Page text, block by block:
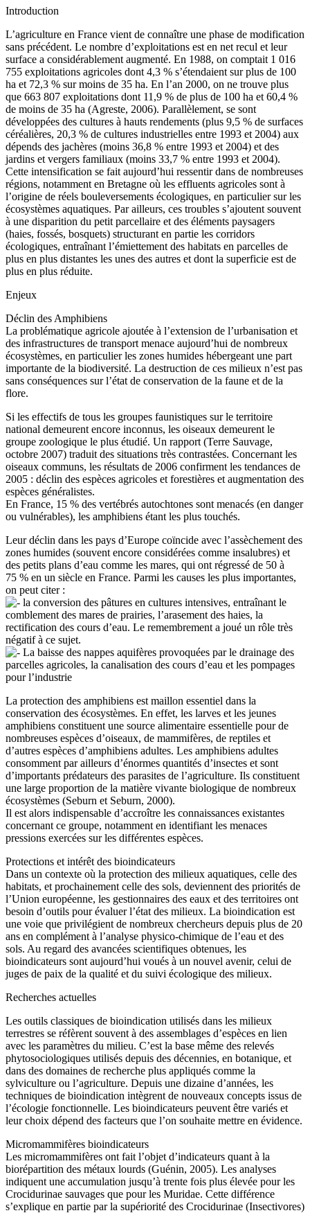
Introduction
L’agriculture en France vient de connaître une phase de modification
sans précédent. Le nombre d’exploitations est en net recul et leur
surface a considérablement augmenté. En 1988, on comptait 1 016
755 exploitations agricoles dont 4,3 % s’étendaient sur plus de 100
ha et 72,3 % sur moins de 35 ha. En l’an 2000, on ne trouve plus
que 663 807 exploitations dont 11,9 % de plus de 100 ha et 60,4 %
de moins de 35 ha (Agreste, 2006). Parallèlement, se sont
développées des cultures à hauts rendements (plus 9,5 % de surfaces
céréalières, 20,3 % de cultures industrielles entre 1993 et 2004) aux
dépends des jachères (moins 36,8 % entre 1993 et 2004) et des
jardins et vergers familiaux (moins 33,7 % entre 1993 et 2004).
Cette intensification se fait aujourd’hui ressentir dans de nombreuses
régions, notamment en Bretagne où les effluents agricoles sont à
l’origine de réels bouleversements écologiques, en particulier sur les
écosystèmes aquatiques. Par ailleurs, ces troubles s’ajoutent souvent
à une disparition du petit parcellaire et des éléments paysagers
(haies, fossés, bosquets) structurant en partie les corridors
écologiques, entraînant l’émiettement des habitats en parcelles de
plus en plus distantes les unes des autres et dont la superficie est de
plus en plus réduite.
Enjeux
Déclin des Amphibiens
La problématique agricole ajoutée à l’extension de l’urbanisation et
des infrastructures de transport menace aujourd’hui de nombreux
écosystèmes, en particulier les zones humides hébergeant une part
importante de la biodiversité. La destruction de ces milieux n’est pas
sans conséquences sur l’état de conservation de la faune et de la
flore.
Si les effectifs de tous les groupes faunistiques sur le territoire
national demeurent encore inconnus, les oiseaux demeurent le
groupe zoologique le plus étudié. Un rapport (Terre Sauvage,
octobre 2007) traduit des situations très contrastées. Concernant les
oiseaux communs, les résultats de 2006 confirment les tendances de
2005 : déclin des espèces agricoles et forestières et augmentation des
espèces généralistes.
En France, 15 % des vertébrés autochtones sont menacés (en danger
ou vulnérables), les amphibiens étant les plus touchés.
Leur déclin dans les pays d’Europe coïncide avec l’assèchement des
zones humides (souvent encore considérées comme insalubres) et
des petits plans d’eau comme les mares, qui ont régressé de 50 à
75 % en un siècle en France. Parmi les causes les plus importantes,
on peut citer :
la conversion des pâtures en cultures intensives, entraînant le
comblement des mares de prairies, l’arasement des haies, la
rectification des cours d’eau. Le remembrement a joué un rôle très
négatif à ce sujet.
La baisse des nappes aquifères provoquées par le drainage des
parcelles agricoles, la canalisation des cours d’eau et les pompages
pour l’industrie
La protection des amphibiens est maillon essentiel dans la
conservation des écosystèmes. En effet, les larves et les jeunes
amphibiens constituent une source alimentaire essentielle pour de
nombreuses espèces d’oiseaux, de mammifères, de reptiles et
d’autres espèces d’amphibiens adultes. Les amphibiens adultes
consomment par ailleurs d’énormes quantités d’insectes et sont
d’importants prédateurs des parasites de l’agriculture. Ils constituent
une large proportion de la matière vivante biologique de nombreux
écosystèmes (Seburn et Seburn, 2000).
Il est alors indispensable d’accroître les connaissances existantes
concernant ce groupe, notamment en identifiant les menaces
pressions exercées sur les différentes espèces.
Protections et intérêt des bioindicateurs
Dans un contexte où la protection des milieux aquatiques, celle des
habitats, et prochainement celle des sols, deviennent des priorités de
l’Union européenne, les gestionnaires des eaux et des territoires ont
besoin d’outils pour évaluer l’état des milieux. La bioindication est
une voie que privilégient de nombreux chercheurs depuis plus de 20
ans en complément à l’analyse physico-chimique de l’eau et des
sols. Au regard des avancées scientifiques obtenues, les
bioindicateurs sont aujourd’hui voués à un nouvel avenir, celui de
juges de paix de la qualité et du suivi écologique des milieux.
Recherches actuelles
Les outils classiques de bioindication utilisés dans les milieux
terrestres se réfèrent souvent à des assemblages d’espèces en lien
avec les paramètres du milieu. C’est la base même des relevés
phytosociologiques utilisés depuis des décennies, en botanique, et
dans des domaines de recherche plus appliqués comme la
sylviculture ou l’agriculture. Depuis une dizaine d’années, les
techniques de bioindication intègrent de nouveaux concepts issus de
l’écologie fonctionnelle. Les bioindicateurs peuvent être variés et
leur choix dépend des facteurs que l’on souhaite mettre en évidence.
Micromammifères bioindicateurs
Les micromammifères ont fait l’objet d’indicateurs quant à la
biorépartition des métaux lourds (Guénin, 2005). Les analyses
indiquent une accumulation jusqu’à trente fois plus élevée pour les
Crocidurinae sauvages que pour les Muridae. Cette différence
s’explique en partie par la supériorité des Crocidurinae (Insectivores)